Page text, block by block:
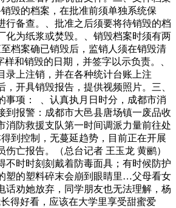
毁的档案，在批准前须单独系统保
行备查。、批准之后须要将待销毁的档
化为纸浆或焚毁。、销毁档案时须有两
档案确已销毁后，监销人须在销毁清
样和销毁的日期，并签字以示负责。、
录上注销，并在各种统计台账上注
，开具销毁报告，提供视频照片。三、
事项： 、认真执月日时分，成都市消
到报警：成都市大邑县唐场镇一废品收
消防救援支队第一时间调派力量前往处
到控制，无蔓延趋势，目前正在开展
伤亡报告。（总台记者 王玉龙 黄鹂）
不时时刻刻戴着防毒面具；有时候防护
塑的塑料碎末会崩到眼睛里…父母看女
话劝她放弃，同学朋友也无法理解，杨
得好看，应该在大学里享受甜蜜爱